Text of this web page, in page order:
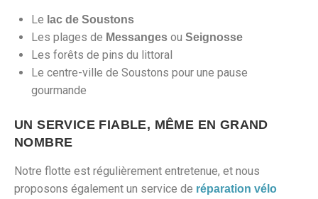
Le lac de Soustons
Les plages de Messanges ou Seignosse
Les forêts de pins du littoral
Le centre-ville de Soustons pour une pause
gourmande
UN SERVICE FIABLE, MÊME EN GRAND
NOMBRE
Notre flotte est régulièrement entretenue, et nous
proposons également un service de réparation vélo